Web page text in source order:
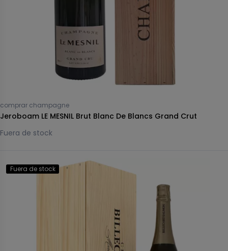
comprar champagne
Jeroboam LE MESNIL Brut Blanc De Blancs Grand Crut
Fuera de stock
Fuera de stock